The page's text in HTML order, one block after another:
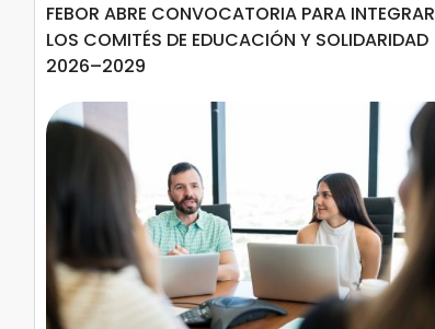
FEBOR ABRE CONVOCATORIA PARA INTEGRAR
LOS COMITÉS DE EDUCACIÓN Y SOLIDARIDAD
2026–2029